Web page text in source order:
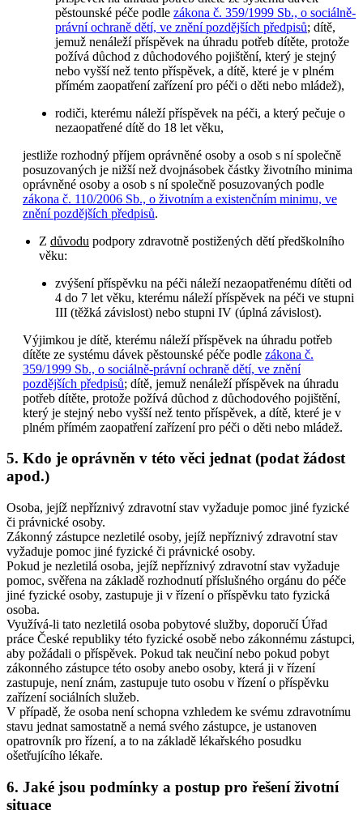
pěstounské péče podlezákona č. 359/1999 Sb., o sociálně-
právní ochraně dětí, ve znění pozdějších předpisů; dítě,
jemuž nenáleží příspěvek na úhradu potřeb dítěte, protože
požívá důchod z důchodového pojištění, který je stejný
nebo vyšší než tento příspěvek, a dítě, které je v plném
přímém zaopatření zařízení pro péči o děti nebo mládež),
rodiči, kterému náleží příspěvek na péči, a který pečuje o
nezaopatřené dítě do 18 let věku,
jestliže rozhodný příjem oprávněné osoby a osob s ní společně
posuzovaných je nižší než dvojnásobek částky životního minima
oprávněné osoby a osob s ní společně posuzovaných podle
zákona č. 110/2006 Sb., o životním a existenčním minimu, ve
znění pozdějších předpisů.
Z důvodu podpory zdravotně postižených dětí předškolního
věku:
zvýšení příspěvku na péči náleží nezaopatřenému dítěti od
4 do 7 let věku, kterému náleží příspěvek na péči ve stupni
III (těžká závislost) nebo stupni IV (úplná závislost).
Výjimkou je dítě, kterému náleží příspěvek na úhradu potřeb
dítěte ze systému dávek pěstounské péče podlezákona č.
359/1999 Sb., o sociálně-právní ochraně dětí, ve znění
pozdějších předpisů; dítě, jemuž nenáleží příspěvek na úhradu
potřeb dítěte, protože požívá důchod z důchodového pojištění,
který je stejný nebo vyšší než tento příspěvek, a dítě, které je v
plném přímém zaopatření zařízení pro péči o děti nebo mládež.
5. Kdo je oprávněn v této věci jednat (podat žádost
apod.)
Osoba, jejíž nepříznivý zdravotní stav vyžaduje pomoc jiné fyzické
či právnické osoby.
Zákonný zástupce nezletilé osoby, jejíž nepříznivý zdravotní stav
vyžaduje pomoc jiné fyzické či právnické osoby.
Pokud je nezletilá osoba, jejíž nepříznivý zdravotní stav vyžaduje
pomoc, svěřena na základě rozhodnutí příslušného orgánu do péče
jiné fyzické osoby, zastupuje ji v řízení o příspěvku tato fyzická
osoba.
Využívá-li tato nezletilá osoba pobytové služby, doporučí Úřad
práce České republiky této fyzické osobě nebo zákonnému zástupci,
aby požádali o příspěvek. Pokud tak neučiní nebo pokud pobyt
zákonného zástupce této osoby anebo osoby, která ji v řízení
zastupuje, není znám, zastupuje tuto osobu v řízení o příspěvku
zařízení sociálních služeb.
V případě, že osoba není schopna vzhledem ke svému zdravotnímu
stavu jednat samostatně a nemá svého zástupce, je ustanoven
opatrovník pro řízení, a to na základě lékařského posudku
ošetřujícího lékaře.
6. Jaké jsou podmínky a postup pro řešení životní
situace